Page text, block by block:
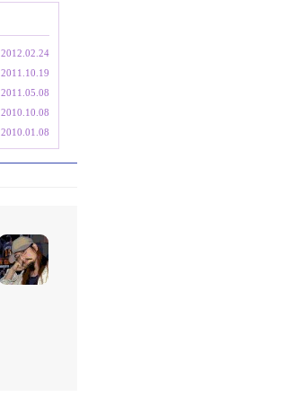
2012.02.24
2011.10.19
2011.05.08
2010.10.08
2010.01.08